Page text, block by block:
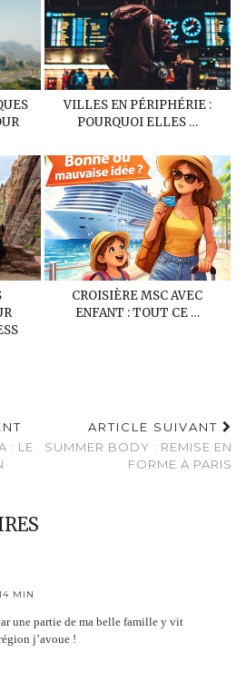
VILLES EN PÉRIPHÉRIE :
POURQUOI ELLES …
CROISIÈRE MSC AVEC
ENFANT : TOUT CE …
: LE
ARTICLE SUIVANT
SUMMER BODY : REMISE EN
FORME À PARIS
MIN
une partie de ma belle famille y vit
j’avoue !